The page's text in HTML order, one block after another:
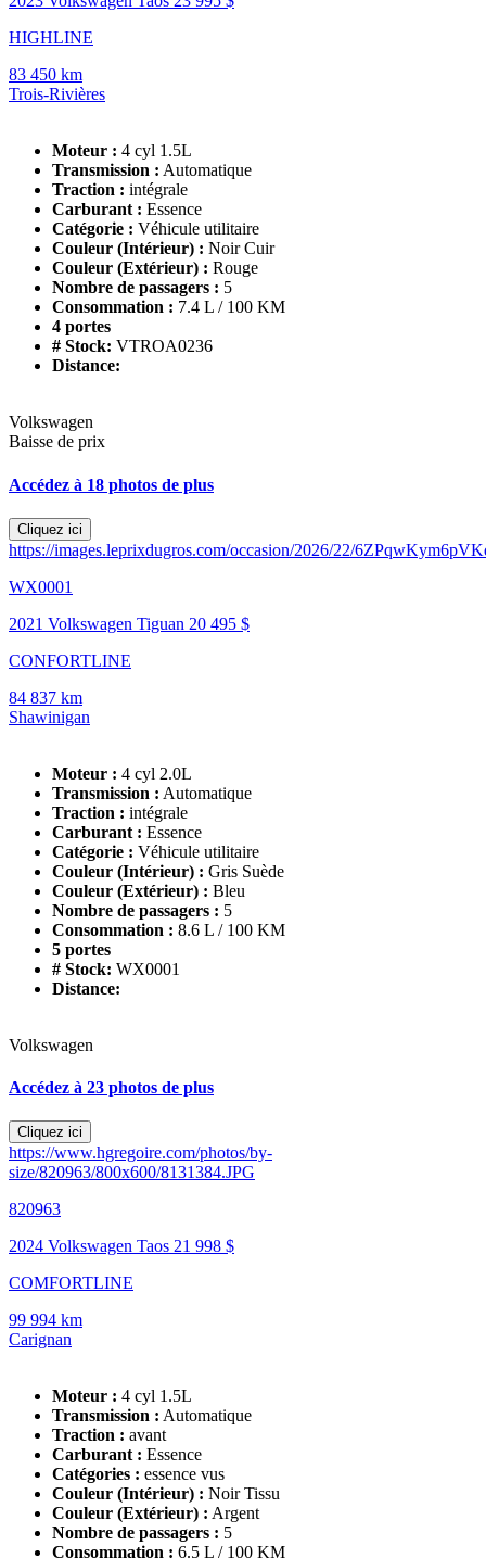
HIGHLINE
83 450 km
Trois-Rivières
Moteur : 4 cyl 1.5L
Transmission : Automatique
Traction : intégrale
Carburant : Essence
Catégorie : Véhicule utilitaire
Couleur (Intérieur) : Noir Cuir
Couleur (Extérieur) : Rouge
Nombre de passagers : 5
Consommation : 7.4 L / 100 KM
4 portes
# Stock: VTROA0236
Distance:
Volkswagen
Baisse de prix
Accédez à 18 photos de plus
Cliquez ici
https://images.leprixdugros.com/occasion/2026/22/
WX0001
2021 Volkswagen Tiguan 20 495 $
CONFORTLINE
84 837 km
Shawinigan
Moteur : 4 cyl 2.0L
Transmission : Automatique
Traction : intégrale
Carburant : Essence
Catégorie : Véhicule utilitaire
Couleur (Intérieur) : Gris Suède
Couleur (Extérieur) : Bleu
Nombre de passagers : 5
Consommation : 8.6 L / 100 KM
5 portes
# Stock: WX0001
Distance:
Volkswagen
Accédez à 23 photos de plus
Cliquez ici
https://www.hgregoire.com/photos/by-
size/820963/800x600/8131384.JPG
820963
2024 Volkswagen Taos 21 998 $
COMFORTLINE
99 994 km
Carignan
Moteur : 4 cyl 1.5L
Transmission : Automatique
Traction : avant
Carburant : Essence
Catégories : essence vus
Couleur (Intérieur) : Noir Tissu
Couleur (Extérieur) : Argent
Nombre de passagers : 5
Consommation : 6.5 L / 100 KM